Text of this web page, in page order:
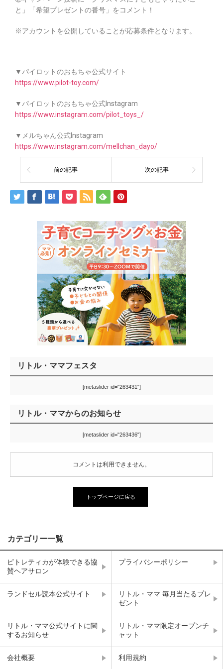
と」「希望プレゼントの番号」をコメント！
※アカウントを公開していることが応募条件となります。
▼パイロットのおもちゃ公式サイト
https://www.pilot-toy.com/
▼パイロットのおもちゃ公式Instagram
https://www.instagram.com/pilot_toys_/
▼メルちゃん公式Instagram
https://www.instagram.com/mellchan_dayo/
前の記事 次の記事
リトル・ママフェスタ
[metaslider id="263431"]
リトル・ママからのお知らせ
[metaslider id="263436"]
コメントは利用できません。
トップページに戻る
カテゴリー一覧
ピトレティカが体験できる協
賛ヘアサロン
プライバシーポリシー
ランドセル読本公式サイト
リトル・ママ 毎月当たるプレ
ゼント
リトル・ママ公式サイトに関
するお知らせ
リトル・ママ限定オープンチ
ャット
会社概要 利用規約